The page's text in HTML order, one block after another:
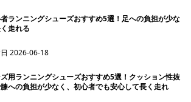
ランニングシューズおすすめ5選！足への負担が少な
走れる
日2026-06-18
用ランニングシューズおすすめ5選！クッション性抜
への負担が少なく、初心者でも安心して長く走れ